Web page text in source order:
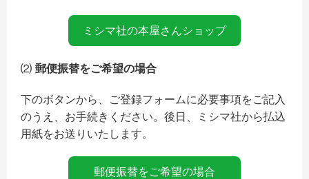
ミシマ社の本屋さんショップ
⑵ 郵便振替をご希望の場合
下のボタンから、ご登録フォームに必要事項をご記入
のうえ、お手続きください。後日、ミシマ社から払込
用紙をお送りいたします。
郵便振替をご希望の場合